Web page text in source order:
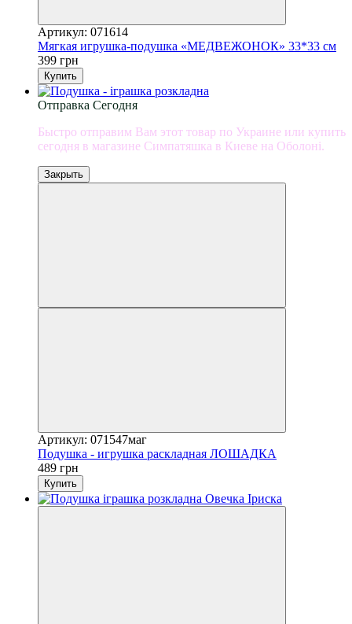
Артикул: 071614
Мягкая игрушка-подушка «МЕДВЕЖОНОК» 33*33 см
399 грн
Купить
Отправка Сегодня
Быстро отправим Вам этот товар по Украине или купить
сегодня в магазине Симпатяшка в Киеве на Оболоні.
Закрыть
Артикул: 071547маг
Подушка - игрушка раскладная ЛОШАДКА
489 грн
Купить